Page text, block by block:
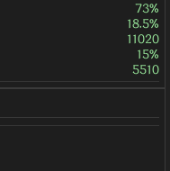
73%
18.5%
11020
15%
5510